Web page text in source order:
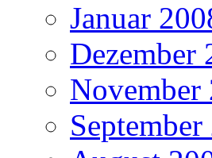
Januar
Dezember
November